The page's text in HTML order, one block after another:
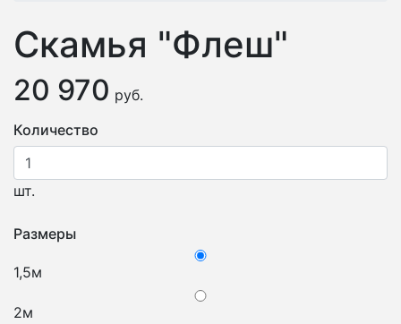
Скамья "Флеш"
20 970 руб.
Количество
шт.
Размеры
1,5м
2м